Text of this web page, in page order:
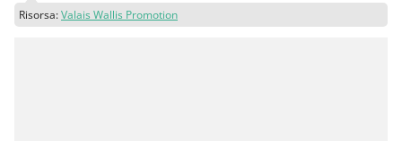
Risorsa:Valais Wallis Promotion